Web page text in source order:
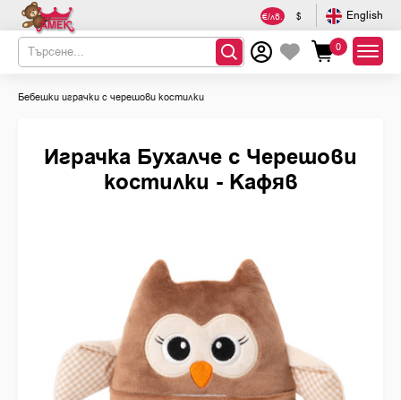
€/лв. $ English
0
Бебешки играчки с черешови костилки
Играчка Бухалче с Черешови
костилки - Кафяв